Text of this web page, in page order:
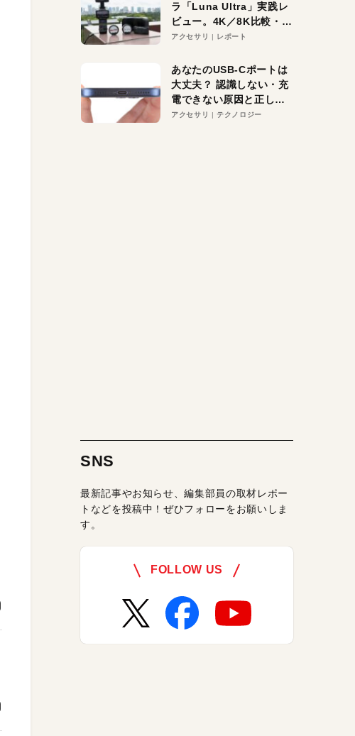
ラ「Luna Ultra」実践レ
ビュー。4K／8K比較・ズ
ーム・夜間撮影をチェッ
アクセサリ レポート
あなたのUSB-Cポートは
大丈夫？ 認識しない・充
電できない原因と正しい
対策
アクセサリ テクノロジー
SNS
最新記事やお知らせ、編集部員の取材レポー
トなどを投稿中！ぜひフォローをお願いしま
す。
FOLLOW US